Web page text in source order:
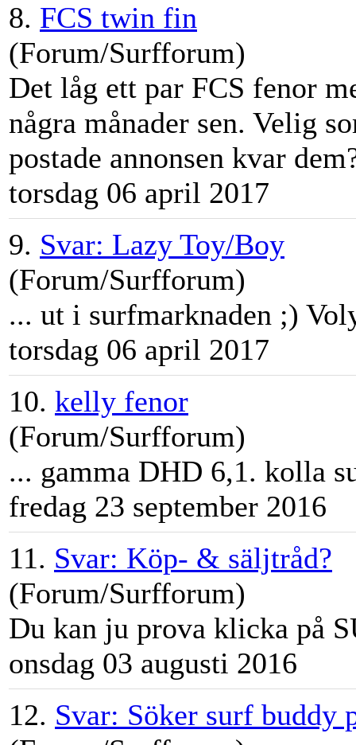
8. FCS twin fin
(Forum/Surfforum)
Det låg ett par FCS fenor
några månader sen. Velig
postade annonsen kvar
torsdag 06 april 2017
9. Svar: Lazy Toy/Boy
(Forum/Surfforum)
... ut i surfmarknaden ;)
torsdag 06 april 2017
10. kelly fenor
(Forum/Surfforum)
... gamma DHD 6,1. kolla
fredag 23 september 2016
11. Svar: Köp- & säljtråd?
(Forum/Surfforum)
Du kan ju prova klicka på
onsdag 03 augusti 2016
12. Svar: Söker surf buddy